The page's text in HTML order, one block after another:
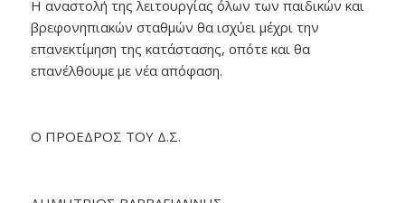
Η αναστολή της λειτουργίας όλων των παιδικών και
βρεφονηπιακών σταθμών θα ισχύει μέχρι την
επανεκτίμηση της κατάστασης, οπότε και θα
επανέλθουμε με νέα απόφαση.
Ο ΠΡΟΕΔΡΟΣ ΤΟΥ Δ.Σ.